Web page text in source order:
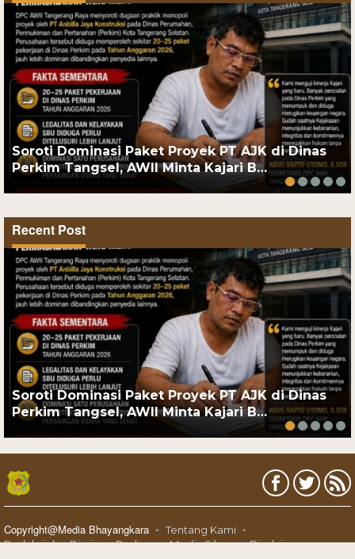
Soroti Dominasi Paket Proyek PT AJK di Dinas
Perkim Tangsel, AWII Minta Kajari B…
Recent Post
Soroti Dominasi Paket Proyek PT AJK di Dinas
Perkim Tangsel, AWII Minta Kajari B…
Copyright@Media Bhayangkara
Tentang Kami
Redaksi dan Bisnis
Pedoman Media Siber
Disclaimer